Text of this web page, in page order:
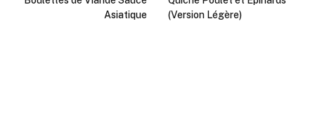
Asiatique
(Version Légère)